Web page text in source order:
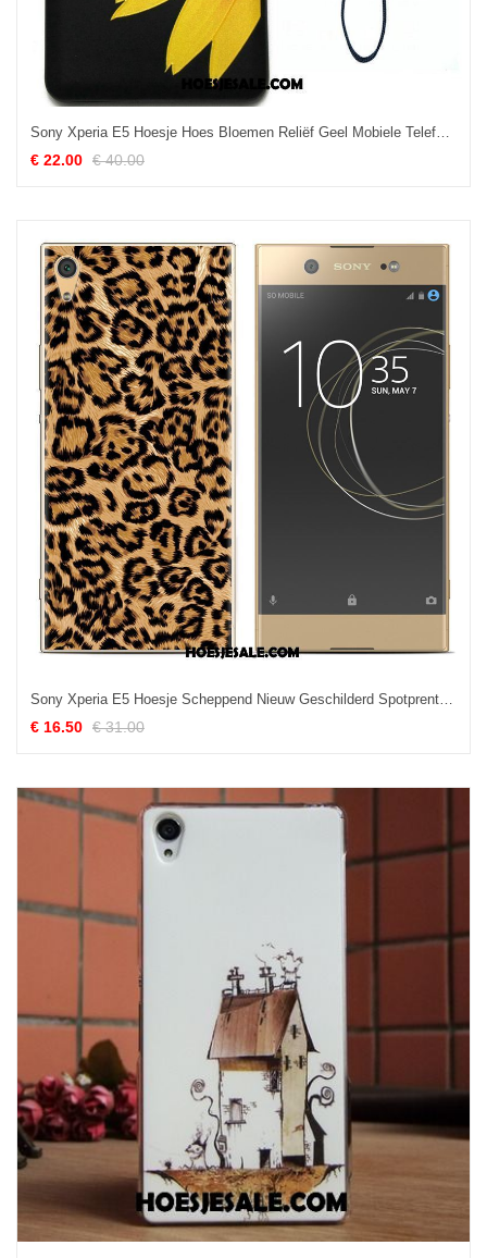
Sony Xperia E5 Hoesje Hoes Bloemen Reliëf Geel Mobiele Telefoon Goedkoop
€ 22.00 € 40.00
Sony Xperia E5 Hoesje Scheppend Nieuw Geschilderd Spotprent Trend Kopen
€ 16.50 € 31.00